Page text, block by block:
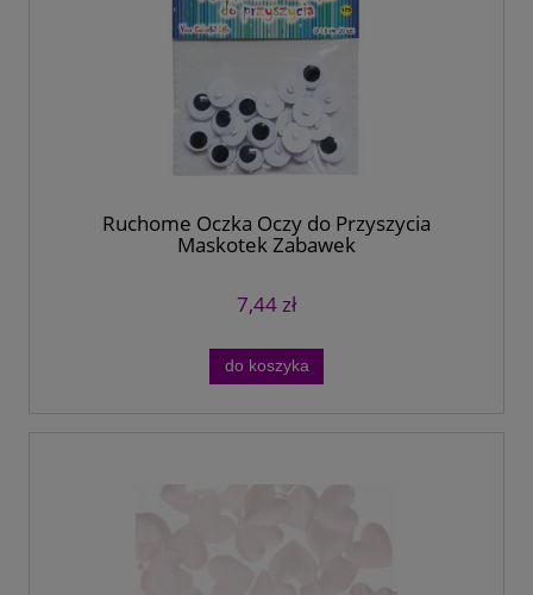
Ruchome Oczka Oczy do Przyszycia
Maskotek Zabawek
7,44 zł
do koszyka